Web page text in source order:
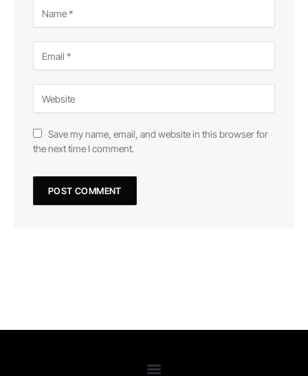
Save my name, email, and website in this browser for
the next time I comment.